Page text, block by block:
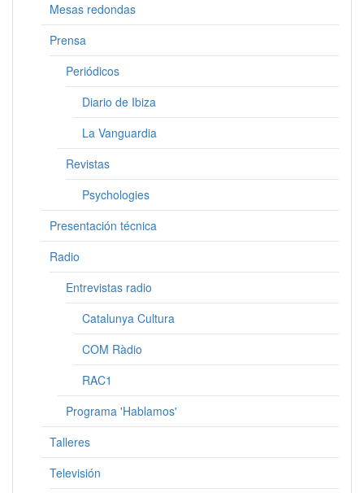
Mesas redondas
Prensa
Periódicos
Diario de Ibiza
La Vanguardia
Revistas
Psychologies
Presentación técnica
Radio
Entrevistas radio
Catalunya Cultura
COM Ràdio
RAC1
Programa 'Hablamos'
Talleres
Televisión